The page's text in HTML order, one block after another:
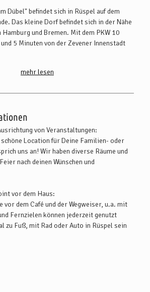
Dübel" befindet sich in Rüspel auf dem
Das kleine Dorf befindet sich in der Nähe
Hamburg und Bremen. Mit dem PKW 10
5 Minuten von der Zevener Innenstadt
Fahrt in Richtung Groß Meckelsen bzw.
Ihr die Ausfahrt Sittensen nehmen, über
fahrt Ihr schließlich in Richtung
Volkensen rechts in Richtung Rüspel ab.
und Fahrrad:
in Lauenbrück aussteigen. Mit dem
noch 17 km bis Rüspel. Weitere Infos zur
Verkehrsmitteln erhaltet Ihr unter
mehr lesen
von Veranstaltungen:
Location für Deine Familien- oder
uns an! Wir haben diverse Räume und
nach deinen Wünschen und
vor dem Haus:
vor dem Café und der Wegweiser, u.a. mit
Fernzielen können jederzeit genutzt
zu Fuß, mit Rad oder Auto in Rüspel sein